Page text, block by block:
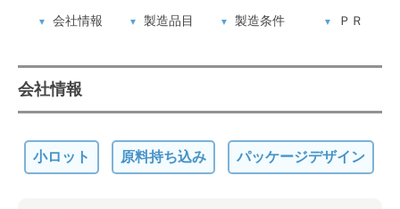
会社情報 製造品目 製造条件 ＰＲ
会社情報
小ロット 原料持ち込み パッケージデザイン